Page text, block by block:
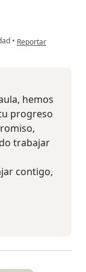
• en opinión del
Reportar
hemos
progreso
trabajar
contigo,